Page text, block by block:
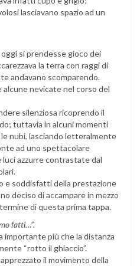
lasciavano spazio ad un
si prendesse gioco dei
la terra con raggi di
andavano scomparendo.
nevicate nel corso del
silenziosa ricoprendo il
tuttavia in alcuni momenti
le nubi, lasciando letteralmente
ad uno spettacolare
azzurre contrastate dal
e soddisfatti della prestazione
deciso di accampare in mezzo
di questa prima tappa.
fatti…”.
importante più che la distanza
“rotto il ghiaccio”.
il movimento della